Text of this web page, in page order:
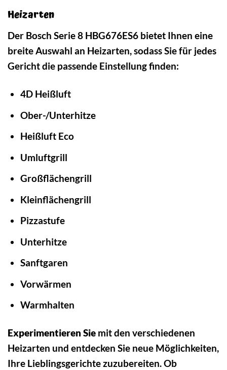
Heizarten
Der Bosch Serie 8 HBG676ES6 bietet Ihnen eine
breite Auswahl an Heizarten, sodass Sie für jedes
Gericht die passende Einstellung finden:
4D Heißluft
Ober-/Unterhitze
Heißluft Eco
Umluftgrill
Großflächengrill
Kleinflächengrill
Pizzastufe
Unterhitze
Sanftgaren
Vorwärmen
Warmhalten
Experimentieren Sie mit den verschiedenen
Heizarten und entdecken Sie neue Möglichkeiten,
Ihre Lieblingsgerichte zuzubereiten. Ob